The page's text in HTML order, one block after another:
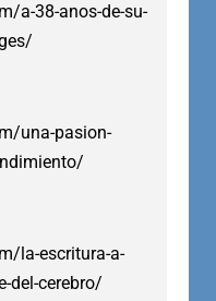
a-38-anos-de-su-
una-pasion-
la-escritura-a-
del-cerebro/